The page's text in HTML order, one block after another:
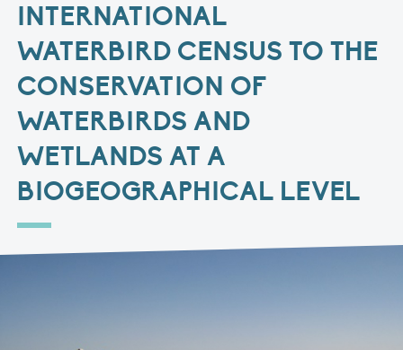
INTERNATIONAL
WATERBIRD CENSUS TO THE
CONSERVATION OF
WATERBIRDS AND
WETLANDS AT A
BIOGEOGRAPHICAL LEVEL